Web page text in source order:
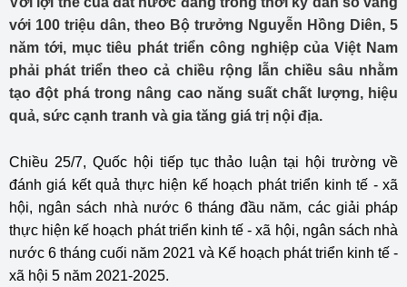
với 100 triệu dân, theo Bộ trưởng Nguyễn Hồng Diên, 5
năm tới, mục tiêu phát triển công nghiệp của Việt Nam
phải phát triển theo cả chiều rộng lẫn chiều sâu nhằm
tạo đột phá trong nâng cao năng suất chất lượng, hiệu
quả, sức cạnh tranh và gia tăng giá trị nội địa.
Chiều 25/7, Quốc hội tiếp tục thảo luận tại hội trường về
đánh giá kết quả thực hiện kế hoạch phát triển kinh tế - xã
hội, ngân sách nhà nước 6 tháng đầu năm, các giải pháp
thực hiện kế hoạch phát triển kinh tế - xã hội, ngân sách nhà
nước 6 tháng cuối năm 2021 và Kế hoạch phát triển kinh tế -
xã hội 5 năm 2021-2025.